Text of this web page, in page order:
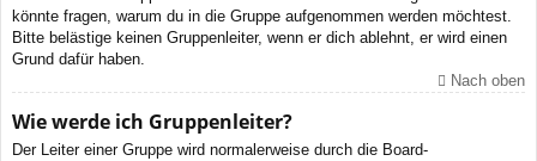
könnte fragen, warum du in die Gruppe aufgenommen werden möchtest.
Bitte belästige keinen Gruppenleiter, wenn er dich ablehnt, er wird einen
Grund dafür haben.
Nach oben
Wie werde ich Gruppenleiter?
Der Leiter einer Gruppe wird normalerweise durch die Board-